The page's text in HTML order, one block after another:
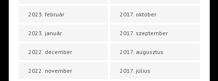
2023. február
2023. január
2022. december
2022. november
2017. október
2017. szeptember
2017. augusztus
2017. július